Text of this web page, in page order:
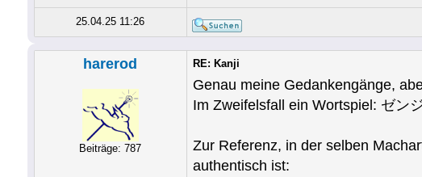
25.04.25 11:26
harerod
Beiträge: 787
RE: Kanji
Genau meine Gedankengänge,
Im Zweifelsfall ein Wortspiel: ゼン
Zur Referenz, in der selben
authentisch ist: